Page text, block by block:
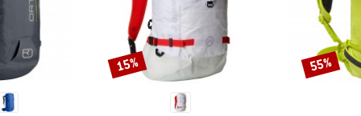
Alennus
15% Alennus
55%